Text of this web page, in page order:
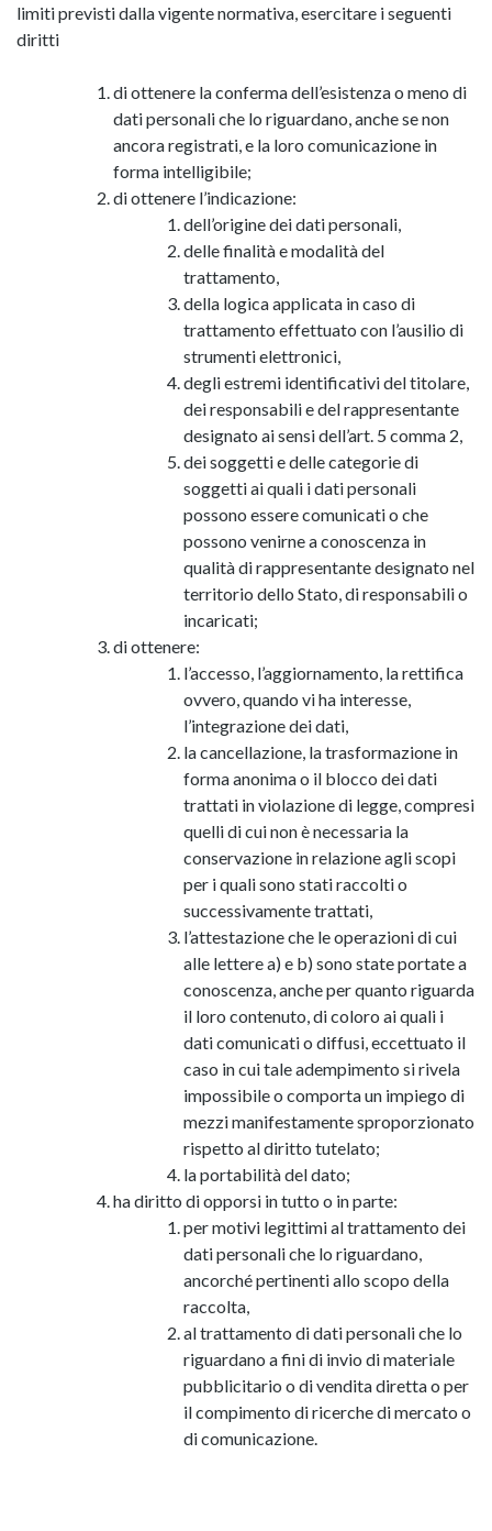
limiti previsti dalla vigente normativa, esercitare i seguenti
diritti
di ottenere la conferma dell’esistenza o meno di
dati personali che lo riguardano, anche se non
ancora registrati, e la loro comunicazione in
forma intelligibile;
di ottenere l’indicazione:
dell’origine dei dati personali,
delle finalità e modalità del
trattamento,
della logica applicata in caso di
trattamento effettuato con l’ausilio di
strumenti elettronici,
degli estremi identificativi del titolare,
dei responsabili e del rappresentante
designato ai sensi dell’art. 5 comma 2,
dei soggetti e delle categorie di
soggetti ai quali i dati personali
possono essere comunicati o che
possono venirne a conoscenza in
qualità di rappresentante designato nel
territorio dello Stato, di responsabili o
incaricati;
di ottenere:
l’accesso, l’aggiornamento, la rettifica
ovvero, quando vi ha interesse,
l’integrazione dei dati,
la cancellazione, la trasformazione in
forma anonima o il blocco dei dati
trattati in violazione di legge, compresi
quelli di cui non è necessaria la
conservazione in relazione agli scopi
per i quali sono stati raccolti o
successivamente trattati,
l’attestazione che le operazioni di cui
alle lettere a) e b) sono state portate a
conoscenza, anche per quanto riguarda
il loro contenuto, di coloro ai quali i
dati comunicati o diffusi, eccettuato il
caso in cui tale adempimento si rivela
impossibile o comporta un impiego di
mezzi manifestamente sproporzionato
rispetto al diritto tutelato;
la portabilità del dato;
ha diritto di opporsi in tutto o in parte:
per motivi legittimi al trattamento dei
dati personali che lo riguardano,
ancorché pertinenti allo scopo della
raccolta,
al trattamento di dati personali che lo
riguardano a fini di invio di materiale
pubblicitario o di vendita diretta o per
il compimento di ricerche di mercato o
di comunicazione.